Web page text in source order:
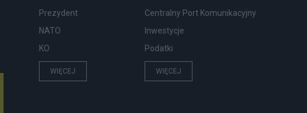
Prezydent
NATO
KO
WIĘCEJ
Centralny Port Komunikacyjny
Inwestycje
Podatki
WIĘCEJ